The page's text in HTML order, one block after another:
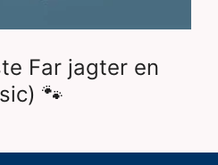
Far jagter en
🐾